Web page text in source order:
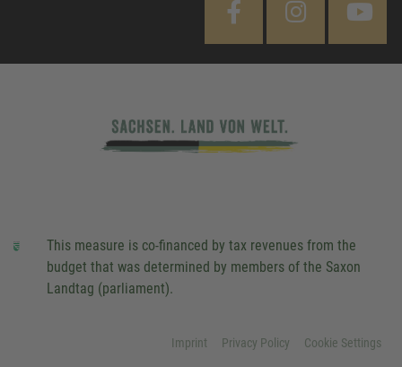
This measure is co-financed by tax revenues from the
budget that was determined by members of the Saxon
Landtag (parliament).
Imprint Privacy Policy Cookie Settings